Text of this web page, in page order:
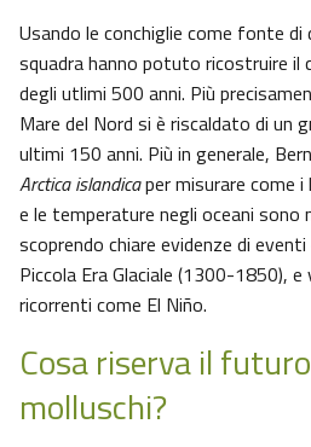
Usando le conchiglie come fonte di
squadra hanno potuto ricostruire il
degli utlimi 500 anni. Più
Mare del Nord si è riscaldato di un
ultimi 150 anni. Più in generale,
Arctica islandicaper misurare come i
e le temperature negli oceani sono
scoprendo chiare evidenze di
Piccola Era Glaciale (1300-1850),
ricorrenti come El Niño.
Cosa riserva il
molluschi?